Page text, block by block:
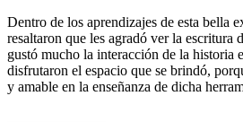
Dentro de los aprendizajes de esta bella
resaltaron que les agradó ver la escritura
gustó mucho la interacción de la historia
disfrutaron el espacio que se brindó,
y amable en la enseñanza de dicha